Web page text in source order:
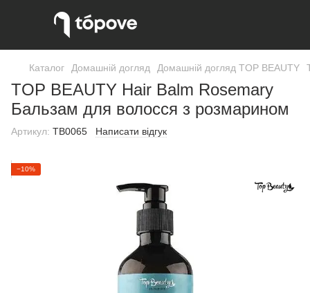
Каталог Домашній догляд Домашній догляд TOP BEAUTY
TOP BEAUTY Hair Balm Rosemary
Бальзам для волосся з розмарином
Артикул: TB0065 Написати відгук
−10%